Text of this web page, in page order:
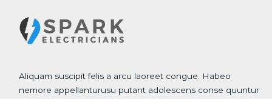
Aliquam suscipit felis a arcu laoreet congue. Habeo
nemore appellanturusu putant adolescens conse quuntur